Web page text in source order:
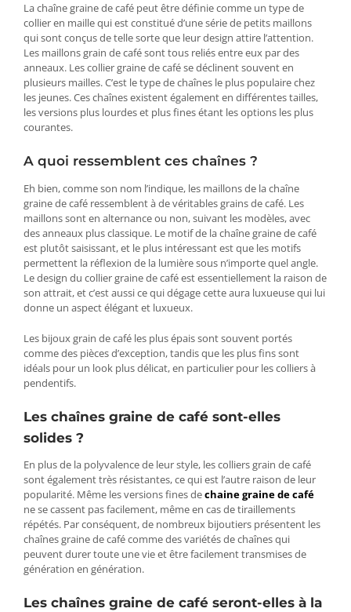
La chaîne graine de café peut être définie comme un type de
collier en maille qui est constitué d’une série de petits maillons
qui sont conçus de telle sorte que leur design attire l’attention.
Les maillons grain de café sont tous reliés entre eux par des
anneaux. Les collier graine de café se déclinent souvent en
plusieurs mailles. C’est le type de chaînes le plus populaire chez
les jeunes. Ces chaînes existent également en différentes tailles,
les versions plus lourdes et plus fines étant les options les plus
courantes.
A quoi ressemblent ces chaînes ?
Eh bien, comme son nom l’indique, les maillons de la chaîne
graine de café ressemblent à de véritables grains de café. Les
maillons sont en alternance ou non, suivant les modèles, avec
des anneaux plus classique. Le motif de la chaîne graine de café
est plutôt saisissant, et le plus intéressant est que les motifs
permettent la réflexion de la lumière sous n’importe quel angle.
Le design du collier graine de café est essentiellement la raison de
son attrait, et c’est aussi ce qui dégage cette aura luxueuse qui lui
donne un aspect élégant et luxueux.
Les bijoux grain de café les plus épais sont souvent portés
comme des pièces d’exception, tandis que les plus fins sont
idéals pour un look plus délicat, en particulier pour les colliers à
pendentifs.
Les chaînes graine de café sont-elles
solides ?
En plus de la polyvalence de leur style, les colliers grain de café
sont également très résistantes, ce qui est l’autre raison de leur
popularité. Même les versions fines dechaine graine de café
ne se cassent pas facilement, même en cas de tiraillements
répétés. Par conséquent, de nombreux bijoutiers présentent les
chaînes graine de café comme des variétés de chaînes qui
peuvent durer toute une vie et être facilement transmises de
génération en génération.
Les chaînes graine de café seront-elles à la